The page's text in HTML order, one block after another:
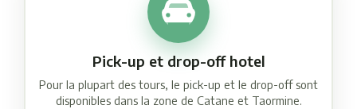
Pick-up et drop-off hotel
Pour la plupart des tours, le pick-up et le drop-off sont
disponibles dans la zone de Catane et Taormine.